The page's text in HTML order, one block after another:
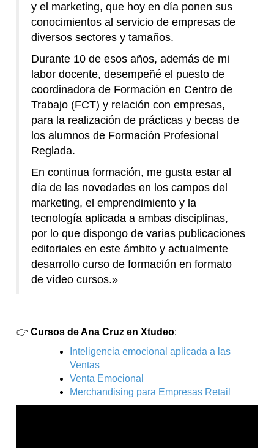
y el marketing, que hoy en día ponen sus
conocimientos al servicio de empresas de
diversos sectores y tamaños.
Durante 10 de esos años, además de mi
labor docente, desempeñé el puesto de
coordinadora de Formación en Centro de
Trabajo (FCT) y relación con empresas,
para la realización de prácticas y becas de
los alumnos de Formación Profesional
Reglada.
En continua formación, me gusta estar al
día de las novedades en los campos del
marketing, el emprendimiento y la
tecnología aplicada a ambas disciplinas,
por lo que dispongo de varias publicaciones
editoriales en este ámbito y actualmente
desarrollo curso de formación en formato
de vídeo cursos.»
👉Cursos de Ana Cruz en Xtudeo:
Inteligencia emocional aplicada a las
Ventas
Venta Emocional
Merchandising para Empresas Retail